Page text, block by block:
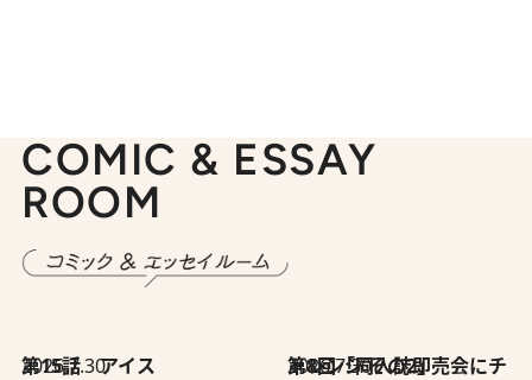
COMIC & ESSAY
ROOM
2026.7.30
第15話 アイス 2026.7.30
第8回「同人誌即売会にチャレンジ その2」